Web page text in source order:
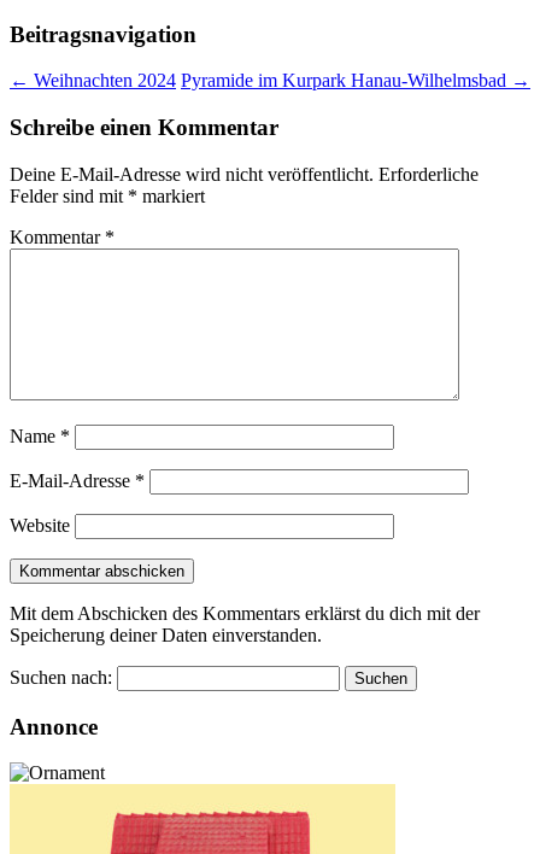
Beitragsnavigation
← Weihnachten 2024 Pyramide im Kurpark Hanau-Wilhelmsbad →
Schreibe einen Kommentar
Deine E-Mail-Adresse wird nicht veröffentlicht. Erforderliche
Felder sind mit * markiert
Kommentar *
Name *
E-Mail-Adresse *
Website
Mit dem Abschicken des Kommentars erklärst du dich mit der
Speicherung deiner Daten einverstanden.
Suchen nach:
Annonce